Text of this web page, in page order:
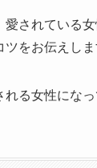
愛されている
をお伝えしま
る女性にな